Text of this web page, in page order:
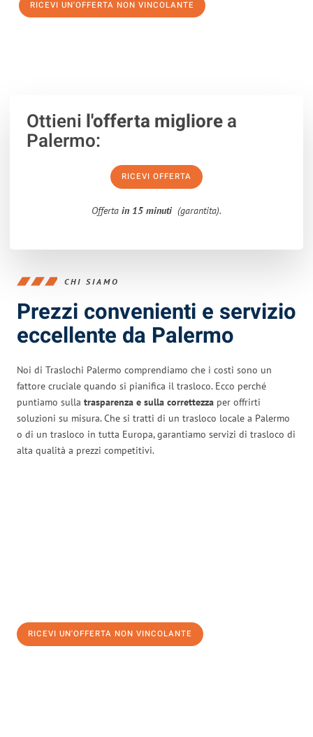
RICEVI UN'OFFERTA NON VINCOLANTE
Ottieni l'offerta migliorea
Palermo:
RICEVI OFFERTA
Offerta in 15 minuti (garantita).
CHI SIAMO
Prezzi convenienti e servizio
eccellente da Palermo
Noi di Traslochi Palermo comprendiamo che i costi sono un
fattore cruciale quando si pianifica il trasloco. Ecco perché
puntiamo sulla trasparenza e sulla correttezza per offrirti
soluzioni su misura. Che si tratti di un trasloco locale a Palermo
o di un trasloco in tutta Europa, garantiamo servizi di trasloco di
alta qualità a prezzi competitivi.
RICEVI UN'OFFERTA NON VINCOLANTE